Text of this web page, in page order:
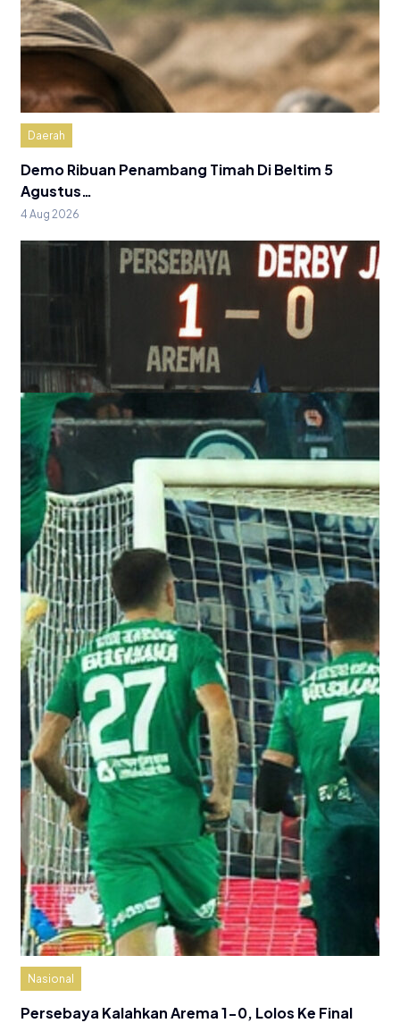
Daerah
Demo Ribuan Penambang Timah Di Beltim 5
Agustus…
4 Aug 2026
Nasional
Persebaya Kalahkan Arema 1-0, Lolos Ke Final